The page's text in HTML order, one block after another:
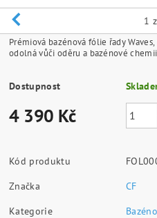
1
Prémiová bazénová fólie řady
odolná vůči oděru a bazénové chemii
Dostupnost
4 390 Kč
Kód produktu
Značka
CF
Kategorie